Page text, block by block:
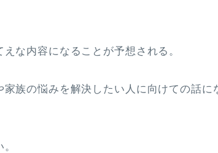
な内容になることが予想される。
族の悩みを解決したい人に向けての話に